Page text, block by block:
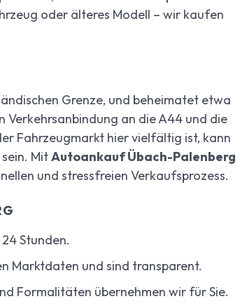
oder älteres Modell – wir kaufen
Grenze, und beheimatet etwa
Verkehrsanbindung an die A44 und die
Fahrzeugmarkt hier vielfältig ist, kann
MitAutoankauf Übach-Palenberg
und stressfreien Verkaufsprozess.
Stunden.
Marktdaten und sind transparent.
Formalitäten übernehmen wir für Sie.